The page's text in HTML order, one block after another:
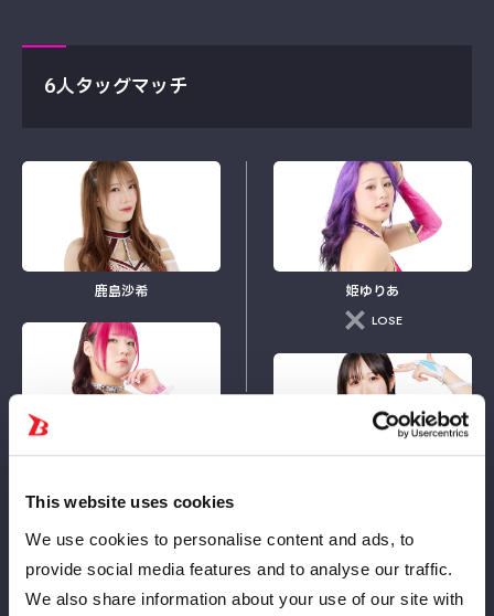
This website uses cookies
We use cookies to personalise content and ads, to
provide social media features and to analyse our traffic.
We also share information about your use of our site with
6人タッグマッチ
鹿島沙希
壮麗亜美
姫ゆりあ
LOSE